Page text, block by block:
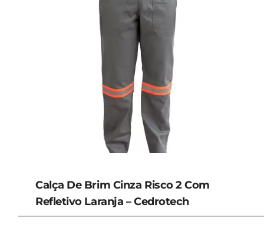
Calça De Brim Cinza Risco 2 Com
Refletivo Laranja – Cedrotech